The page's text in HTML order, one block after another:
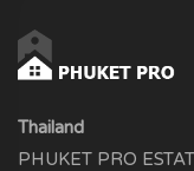
Thailand
PHUKET PRO